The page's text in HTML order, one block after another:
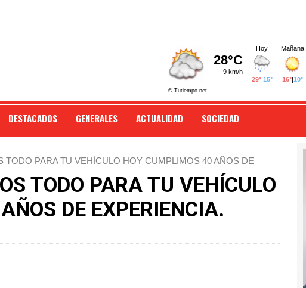
DESTACADOS GENERALES ACTUALIDAD SOCIEDAD
TODO PARA TU VEHÍCULO HOY CUMPLIMOS 40 AÑOS DE
TODO PARA TU VEHÍCULO
DE EXPERIENCIA.